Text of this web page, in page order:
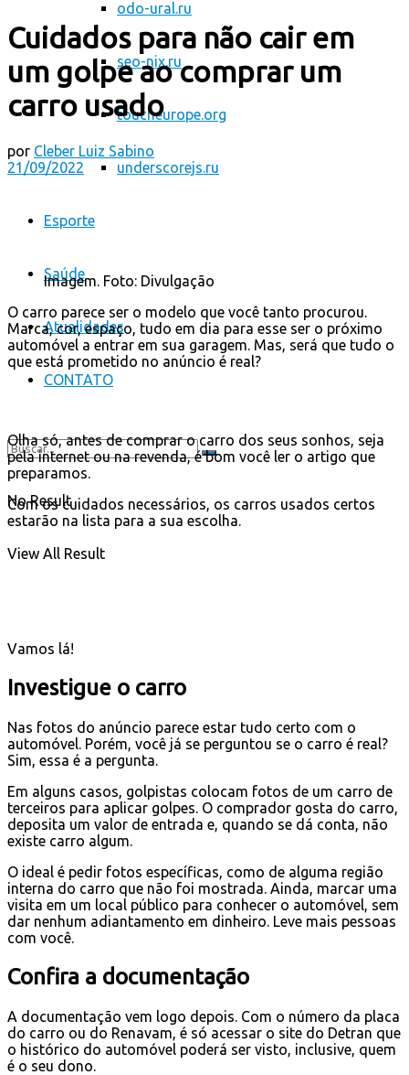
odo-ural.ru
seo-nix.ru
toucheurope.org
underscorejs.ru
Esporte
Saúde
Atualidades
CONTATO
No Result
View All Result
Cuidados para não cair em
um golpe ao comprar um
carro usado
por Cleber Luiz Sabino
21/09/2022
Imagem. Foto: Divulgação
O carro parece ser o modelo que você tanto procurou.
Marca, cor, espaço, tudo em dia para esse ser o próximo
automóvel a entrar em sua garagem. Mas, será que tudo o
que está prometido no anúncio é real?
Olha só, antes de comprar o carro dos seus sonhos, seja
pela internet ou na revenda, é bom você ler o artigo que
preparamos.
Com os cuidados necessários, os carros usados certos
estarão na lista para a sua escolha.
Vamos lá!
Investigue o carro
Nas fotos do anúncio parece estar tudo certo com o
automóvel. Porém, você já se perguntou se o carro é real?
Sim, essa é a pergunta.
Em alguns casos, golpistas colocam fotos de um carro de
terceiros para aplicar golpes. O comprador gosta do carro,
deposita um valor de entrada e, quando se dá conta, não
existe carro algum.
O ideal é pedir fotos específicas, como de alguma região
interna do carro que não foi mostrada. Ainda, marcar uma
visita em um local público para conhecer o automóvel, sem
dar nenhum adiantamento em dinheiro. Leve mais pessoas
com você.
Confira a documentação
A documentação vem logo depois. Com o número da placa
do carro ou do Renavam, é só acessar o site do Detran que
o histórico do automóvel poderá ser visto, inclusive, quem
é o seu dono.